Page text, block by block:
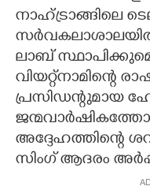
നാഹ്ട്രാങ്ങിലെ
ലാബ്
വിയറ്റ്നാമിന്റെ
പ്രസിഡന്റുമായ ഹോ
അദ്ദേഹത്തിന്റെ
സിംഗ് ആദരം